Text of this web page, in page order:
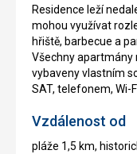
Residence leží
mohou využívat
hřiště, barbecue a
Všechny apartmány
vybaveny vlastním
SAT, telefonem, Wi-
Vzdálenost od
pláže 1,5 km,